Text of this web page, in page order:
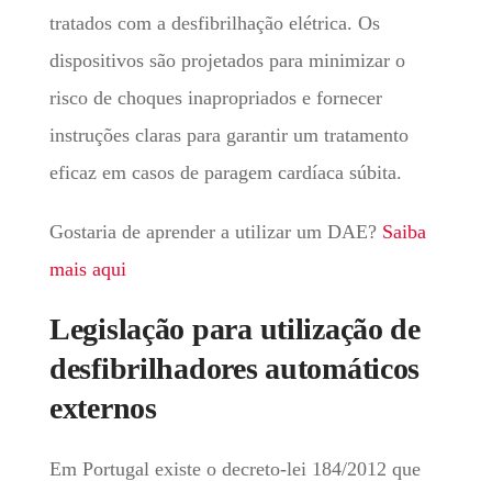
tratados com a desfibrilhação elétrica. Os
dispositivos são projetados para minimizar o
risco de choques inapropriados e fornecer
instruções claras para garantir um tratamento
eficaz em casos de paragem cardíaca súbita.
Gostaria de aprender a utilizar um DAE? Saiba
mais aqui
Legislação para utilização de
desfibrilhadores automáticos
externos
Em Portugal existe o decreto-lei 184/2012 que